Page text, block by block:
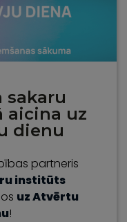
sakaru
aicina uz
dienu
partneris
institūts
uz Atvērtu
!